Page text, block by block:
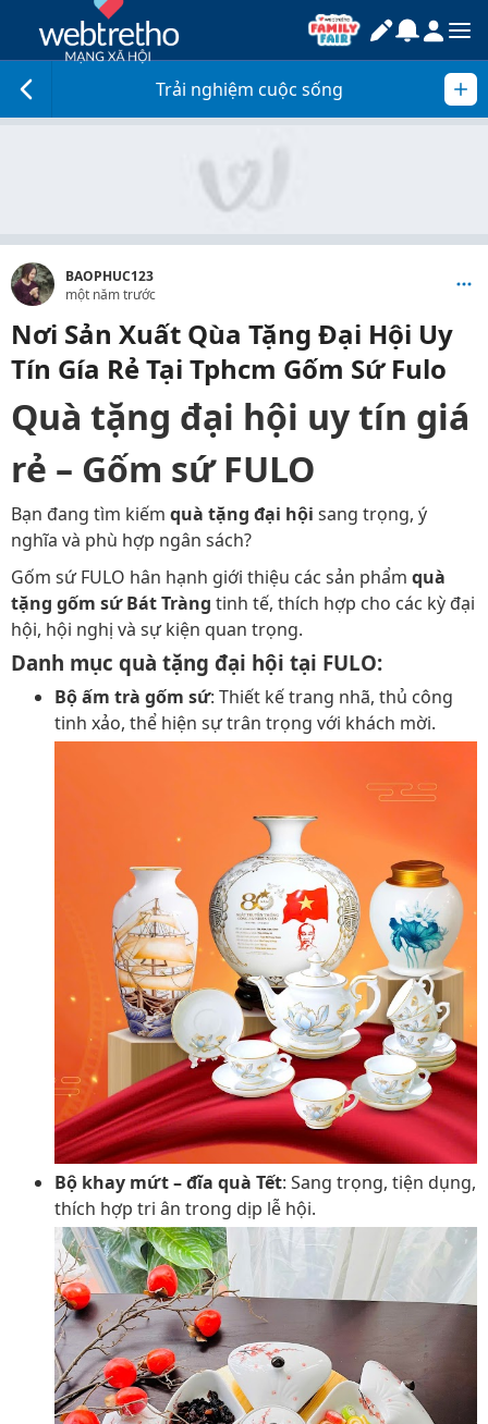
Trải nghiệm cuộc sống
BAOPHUC123
một năm trước
Nơi Sản Xuất Qùa Tặng Đại Hội Uy
Tín Gía Rẻ Tại Tphcm Gốm Sứ Fulo
Quà tặng đại hội uy tín giá
rẻ – Gốm sứ FULO
Bạn đang tìm kiếm quà tặng đại hội sang trọng, ý
nghĩa và phù hợp ngân sách?
Gốm sứ FULO hân hạnh giới thiệu các sản phẩm quà
tặng gốm sứ Bát Tràng tinh tế, thích hợp cho các kỳ đại
hội, hội nghị và sự kiện quan trọng.
Danh mục quà tặng đại hội tại FULO:
Bộ ấm trà gốm sứ: Thiết kế trang nhã, thủ công
tinh xảo, thể hiện sự trân trọng với khách mời.
Bộ khay mứt – đĩa quà Tết: Sang trọng, tiện dụng,
thích hợp tri ân trong dịp lễ hội.